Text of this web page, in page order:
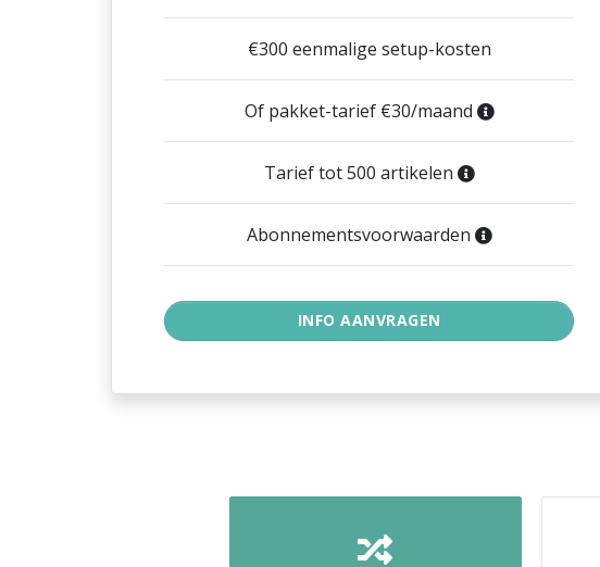
€300 eenmalige setup-kosten
Of pakket-tarief €30/maand
Tarief tot 500 artikelen
Abonnementsvoorwaarden